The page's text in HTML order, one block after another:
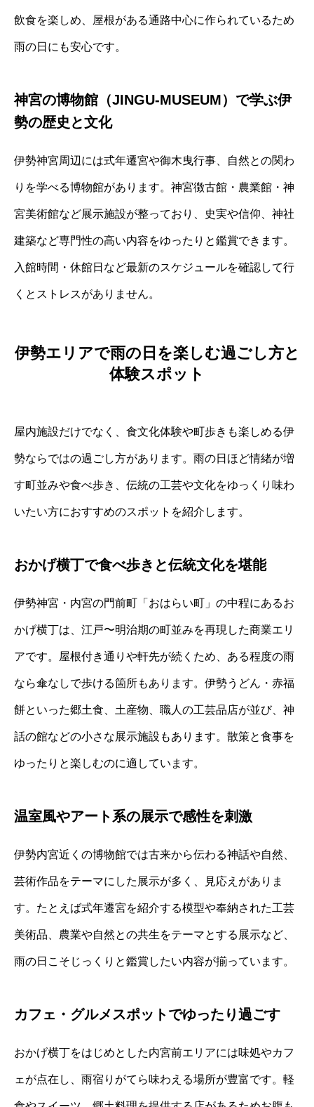
飲食を楽しめ、屋根がある通路中心に作られているため
雨の日にも安心です。
神宮の博物館（JINGU‐MUSEUM）で学ぶ伊
勢の歴史と文化
伊勢神宮周辺には式年遷宮や御木曳行事、自然との関わ
りを学べる博物館があります。神宮徴古館・農業館・神
宮美術館など展示施設が整っており、史実や信仰、神社
建築など専門性の高い内容をゆったりと鑑賞できます。
入館時間・休館日など最新のスケジュールを確認して行
くとストレスがありません。
伊勢エリアで雨の日を楽しむ過ごし方と
体験スポット
屋内施設だけでなく、食文化体験や町歩きも楽しめる伊
勢ならではの過ごし方があります。雨の日ほど情緒が増
す町並みや食べ歩き、伝統の工芸や文化をゆっくり味わ
いたい方におすすめのスポットを紹介します。
おかげ横丁で食べ歩きと伝統文化を堪能
伊勢神宮・内宮の門前町「おはらい町」の中程にあるお
かげ横丁は、江戸〜明治期の町並みを再現した商業エリ
アです。屋根付き通りや軒先が続くため、ある程度の雨
なら傘なしで歩ける箇所もあります。伊勢うどん・赤福
餅といった郷土食、土産物、職人の工芸品店が並び、神
話の館などの小さな展示施設もあります。散策と食事を
ゆったりと楽しむのに適しています。
温室風やアート系の展示で感性を刺激
伊勢内宮近くの博物館では古来から伝わる神話や自然、
芸術作品をテーマにした展示が多く、見応えがありま
す。たとえば式年遷宮を紹介する模型や奉納された工芸
美術品、農業や自然との共生をテーマとする展示など、
雨の日こそじっくりと鑑賞したい内容が揃っています。
カフェ・グルメスポットでゆったり過ごす
おかげ横丁をはじめとした内宮前エリアには味処やカフ
ェが点在し、雨宿りがてら味わえる場所が豊富です。軽